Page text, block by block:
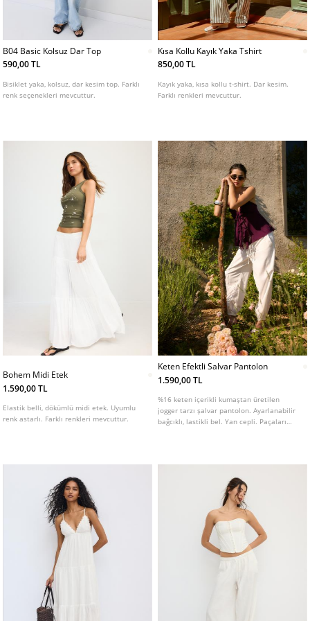
B04 Basic Kolsuz Dar Top
590,00 TL
Bisiklet yaka, kolsuz, dar kesim top. Farklı
renk seçenekleri mevcuttur.
Kısa Kollu Kayık Yaka Tshirt
850,00 TL
Kayık yaka, kısa kollu t-shirt. Dar kesim.
Farklı renkleri mevcuttur.
Bohem Midi Etek
1.590,00 TL
Elastik belli, dökümlü midi etek. Uyumlu
renk astarlı. Farklı renkleri mevcuttur.
Keten Efektli Salvar Pantolon
1.590,00 TL
%16 keten içerikli kumaştan üretilen
jogger tarzı şalvar pantolon. Ayarlanabilir
bağcıklı, lastikli bel. Yan cepli. Paçaları